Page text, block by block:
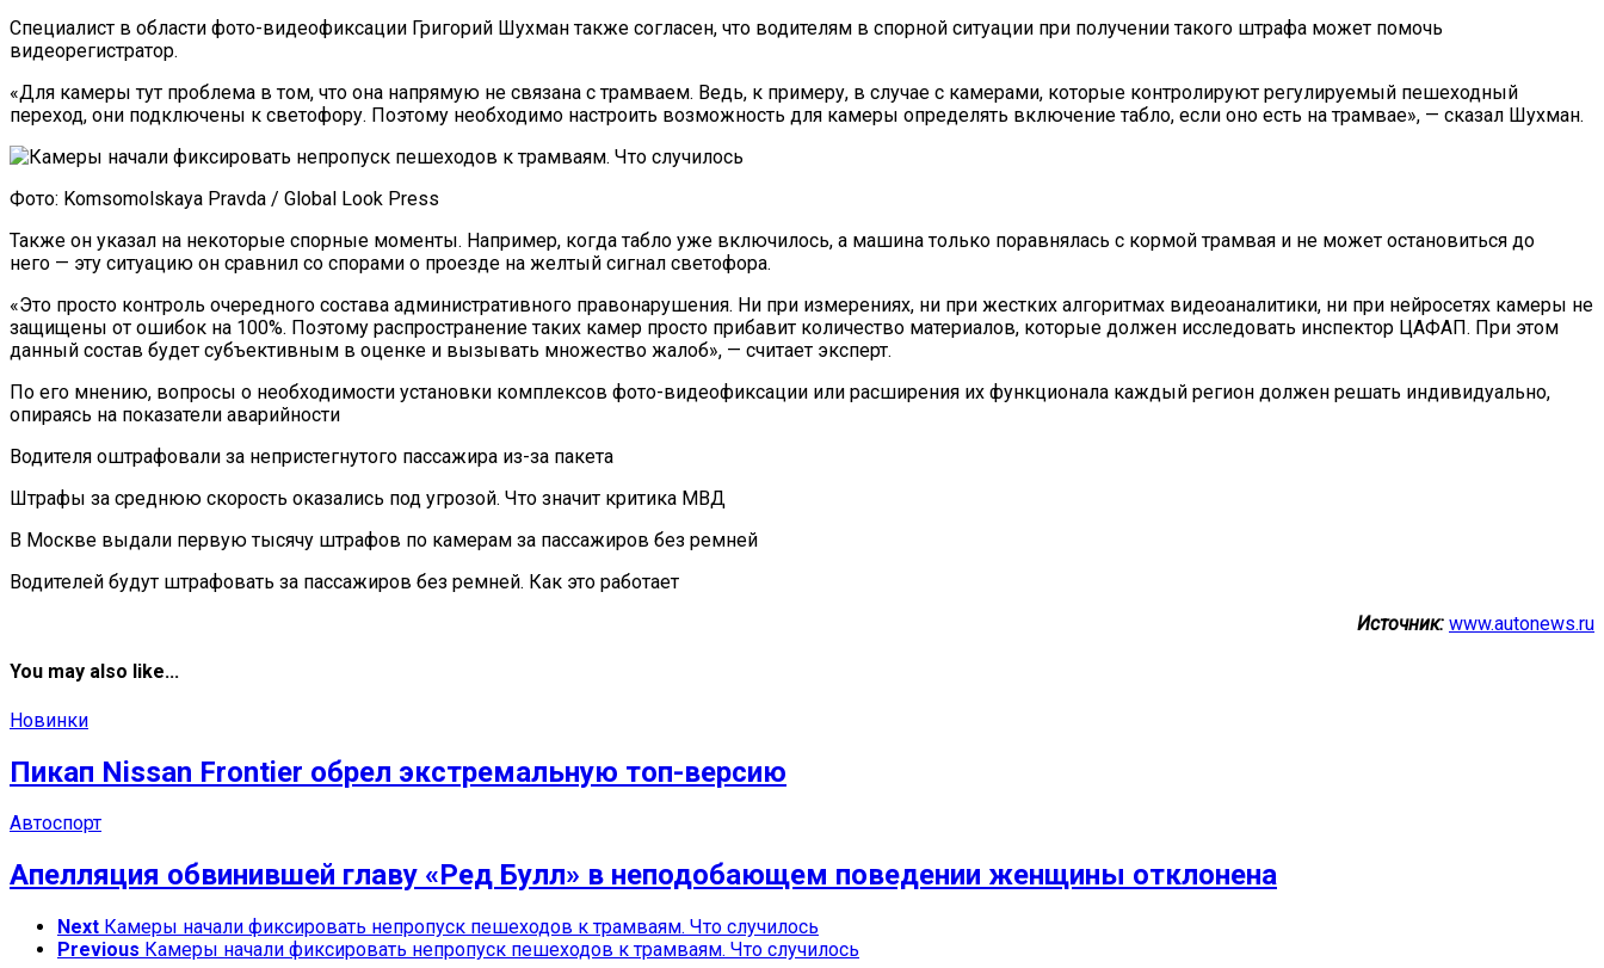
Специалист в области фото-видеофиксации Григорий Шухман также согласен, что водителям в спорной ситуации при получении такого штрафа может помочь
видеорегистратор.
«Для камеры тут проблема в том, что она напрямую не связана с трамваем. Ведь, к примеру, в случае с камерами, которые контролируют регулируемый пешеходный
переход, они подключены к светофору. Поэтому необходимо настроить возможность для камеры определять включение табло, если оно есть на трамвае», — сказал Шухман.
Фото: Komsomolskaya Pravda / Global Look Press
Также он указал на некоторые спорные моменты. Например, когда табло уже включилось, а машина только поравнялась с кормой трамвая и не может остановиться до
него — эту ситуацию он сравнил со спорами о проезде на желтый сигнал светофора.
«Это просто контроль очередного состава административного правонарушения. Ни при измерениях, ни при жестких алгоритмах видеоаналитики, ни при нейросетях камеры не
защищены от ошибок на 100%. Поэтому распространение таких камер просто прибавит количество материалов, которые должен исследовать инспектор ЦАФАП. При этом
данный состав будет субъективным в оценке и вызывать множество жалоб», — считает эксперт.
По его мнению, вопросы о необходимости установки комплексов фото-видеофиксации или расширения их функционала каждый регион должен решать индивидуально,
опираясь на показатели аварийности
Водителя оштрафовали за непристегнутого пассажира из-за пакета
Штрафы за среднюю скорость оказались под угрозой. Что значит критика МВД
В Москве выдали первую тысячу штрафов по камерам за пассажиров без ремней
Водителей будут штрафовать за пассажиров без ремней. Как это работает
Источник: www.autonews.ru
You may also like...
Новинки
Пикап Nissan Frontier обрел экстремальную топ-версию
Автоспорт
Апелляция обвинившей главу «Ред Булл» в неподобающем поведении женщины отклонена
Next Камеры начали фиксировать непропуск пешеходов к трамваям. Что случилось
Previous Камеры начали фиксировать непропуск пешеходов к трамваям. Что случилось